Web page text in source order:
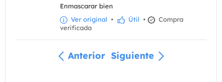
Enmascarar bien
Ver original • Útil •
Compra
verificada
Anterior Siguiente